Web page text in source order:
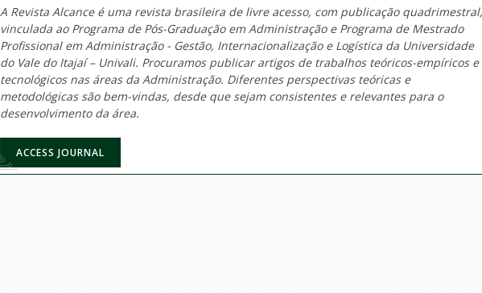
A Revista Alcance é uma revista brasileira de livre acesso, com publicação quadrimestral,
vinculada ao Programa de Pós-Graduação em Administração e Programa de Mestrado
Profissional em Administração - Gestão, Internacionalização e Logística da Universidade
do Vale do Itajaí – Univali. Procuramos publicar artigos de trabalhos teóricos-empíricos e
tecnológicos nas áreas da Administração. Diferentes perspectivas teóricas e
metodológicas são bem-vindas, desde que sejam consistentes e relevantes para o
desenvolvimento da área.
ACCESS JOURNAL